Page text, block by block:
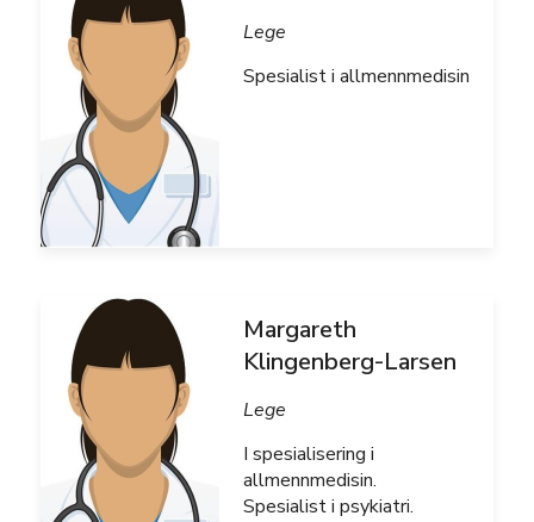
Lege
Spesialist i allmennmedisin
Margareth
Klingenberg-Larsen
Lege
I spesialisering i
allmennmedisin.
Spesialist i psykiatri.